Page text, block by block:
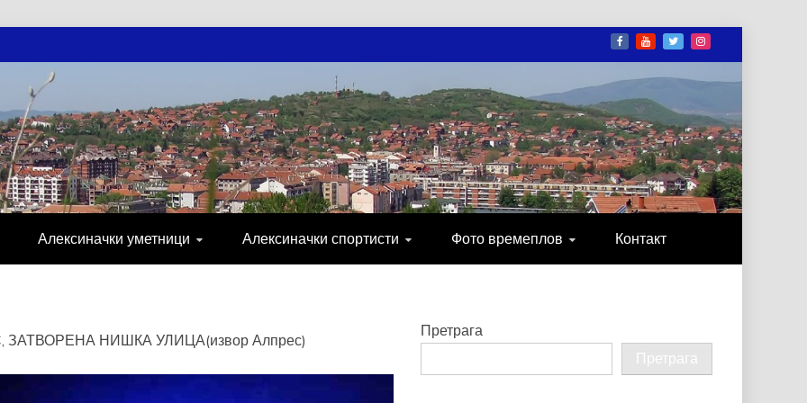
НОВОСТИ
СПОРТ, ПОСЛОВНИ ИМЕНИК, ХРОНИКА, ЗАБАВА…
Алексиначки уметници Алексиначки спортисти Фото времеплов Контакт
НИШКА УЛИЦА(извор Алпрес)
Претрага
Претрага